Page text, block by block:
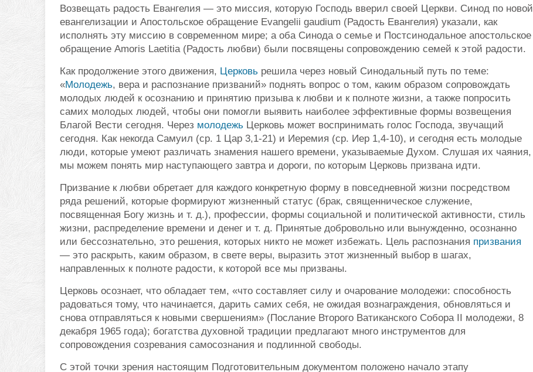
Возвещать радость Евангелия — это миссия, которую Господь вверил своей Церкви. Синод по новой
евангелизации и Апостольское обращение Evangelii gaudium (Радость Евангелия) указали, как
исполнять эту миссию в современном мире; а оба Синода о семье и Постсинодальное апостольское
обращение Amoris Laetitia (Радость любви) были посвящены сопровождению семей к этой радости.
Как продолжение этого движения, Церковь решила через новый Синодальный путь по теме:
«Молодежь, вера и распознание призваний» поднять вопрос о том, каким образом сопровождать
молодых людей к осознанию и принятию призыва к любви и к полноте жизни, а также попросить
самих молодых людей, чтобы они помогли выявить наиболее эффективные формы возвещения
Благой Вести сегодня. Через молодежь Церковь может воспринимать голос Господа, звучащий
сегодня. Как некогда Самуил (ср. 1 Цар 3,1-21) и Иеремия (ср. Иер 1,4-10), и сегодня есть молодые
люди, которые умеют различать знамения нашего времени, указываемые Духом. Слушая их чаяния,
мы можем понять мир наступающего завтра и дороги, по которым Церковь призвана идти.
Призвание к любви обретает для каждого конкретную форму в повседневной жизни посредством
ряда решений, которые формируют жизненный статус (брак, священническое служение,
посвященная Богу жизнь и т. д.), профессии, формы социальной и политической активности, стиль
жизни, распределение времени и денег и т. д. Принятые добровольно или вынужденно, осознанно
или бессознательно, это решения, которых никто не может избежать. Цель распознания призвания
— это раскрыть, каким образом, в свете веры, выразить этот жизненный выбор в шагах,
направленных к полноте радости, к которой все мы призваны.
Церковь осознает, что обладает тем, «что составляет силу и очарование молодежи: способность
радоваться тому, что начинается, дарить самих себя, не ожидая вознаграждения, обновляться и
снова отправляться к новыми свершениям» (Послание Второго Ватиканского Собора II молодежи, 8
декабря 1965 года); богатства духовной традиции предлагают много инструментов для
сопровождения созревания самосознания и подлинной свободы.
С этой точки зрения настоящим Подготовительным документом положено начало этапу